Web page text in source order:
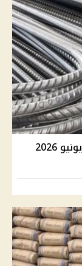
أسعار الحديد والأسمنت اليوم السبت 27 يونيو 2026